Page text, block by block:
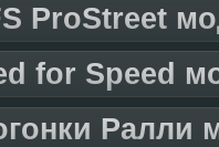
ProStreet
for Speed
Ралли